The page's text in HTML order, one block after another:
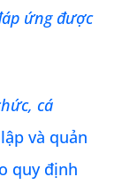
ứng được
cá
và quản
quy định